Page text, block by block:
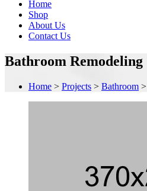
Home
Shop
About Us
Contact Us
Bathroom Remodeling
Home > Projects > Bathroom >